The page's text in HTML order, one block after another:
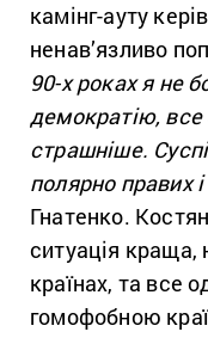
камінг-ауту
ненав’язливо
90-х роках я не
демократію,
страшніше.
полярно правих
Гнатенко.
ситуація краща,
країнах, та все
гомофобною